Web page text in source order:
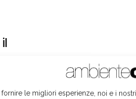
fornire le migliori esperienze, noi e i